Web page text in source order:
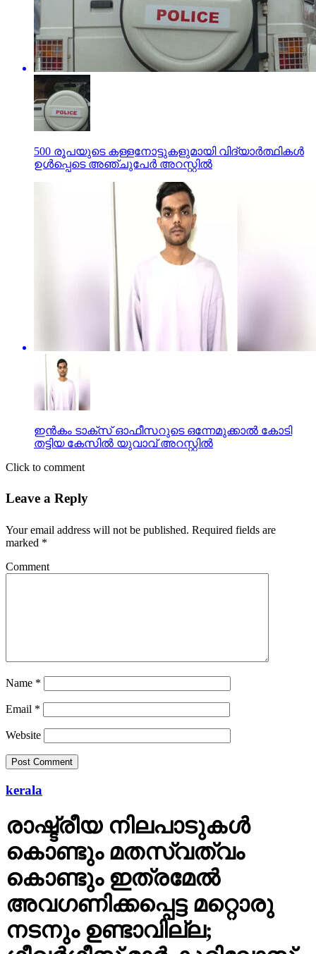
500 രൂപയുടെ കള്ളനോട്ടുകളുമായി വിദ്യാര്‍ത്ഥികള്‍
ഉള്‍പ്പെടെ അഞ്ചുപേര്‍ അറസ്റ്റില്‍
ഇന്‍കം ടാക്സ് ഓഫീസറുടെ ഒന്നേമുക്കാല്‍ കോടി
തട്ടിയ കേസില്‍ യുവാവ് അറസ്റ്റില്‍
Click to comment
Leave a Reply
Your email address will not be published. Required fields are
marked *
Comment
Name *
Email *
Website
kerala
രാഷ്ട്രീയ നിലപാടുകള്‍
കൊണ്ടും മതസ്വത്വം
കൊണ്ടും ഇത്രമേല്‍
അവഗണിക്കപ്പെട്ട മറ്റൊരു
നടനും ഉണ്ടാവില്ല;